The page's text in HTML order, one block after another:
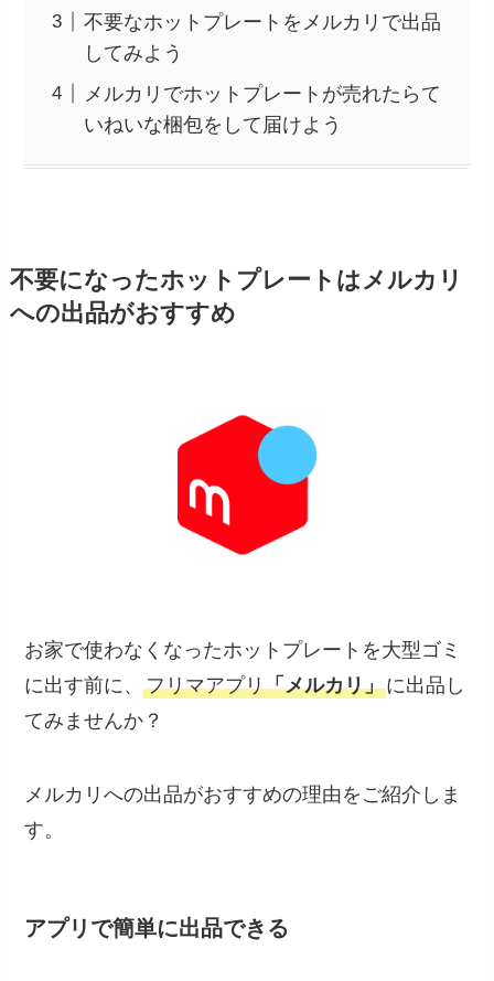
不要なホットプレートをメルカリで出品
してみよう
メルカリでホットプレートが売れたらて
いねいな梱包をして届けよう
不要になったホットプレートはメルカリ
への出品がおすすめ
お家で使わなくなったホットプレートを大型ゴミ
に出す前に、フリマアプリ「メルカリ」に出品し
てみませんか？
メルカリへの出品がおすすめの理由をご紹介しま
す。
アプリで簡単に出品できる